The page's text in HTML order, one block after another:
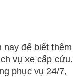
nay để biết thêm
vụ xe cấp cứu.
phục vụ 24/7,